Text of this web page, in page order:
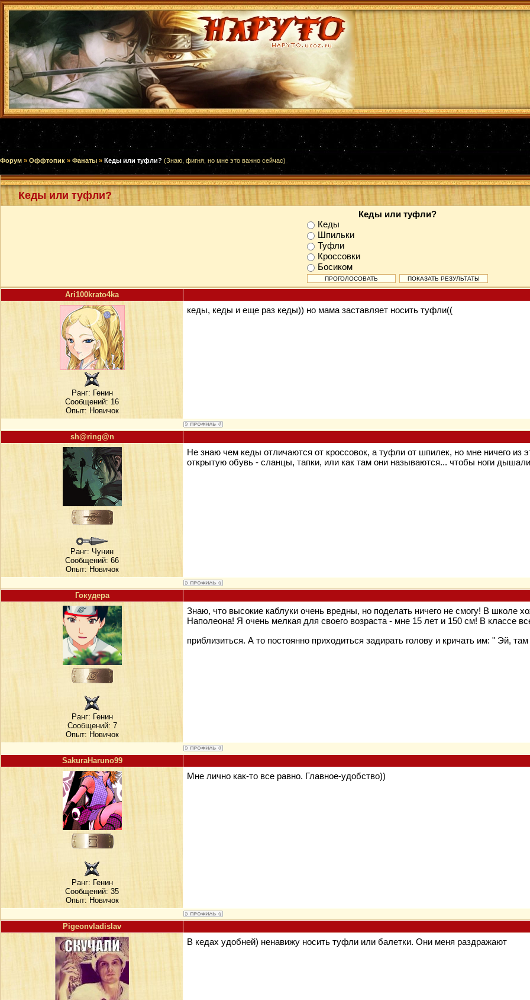
Форум » Оффтопик » Фанаты » Кеды или туфли? (Знаю, фигня, но мне это важно сейчас)
Кеды или туфли?
Кеды или туфли?
Кеды
Шпильки
Туфли
Кроссовки
Босиком
Ari100krato4ka
Ранг: Генин
Сообщений: 16
Опыт: Новичок
кеды, кеды и еще раз кеды)) но мама заставляет носить туфли((
sh@ring@n
Ранг: Чунин
Сообщений: 66
Опыт: Новичок
Не знаю чем кеды отличаются от кроссовок, а туфли от шпилек, но мне ничего из
открытую обувь - сланцы, тапки, или как там они называются... чтобы ноги
Гокудера
Ранг: Генин
Сообщений: 7
Опыт: Новичок
Знаю, что высокие каблуки очень вредны, но поделать ничего не смогу! В школе
Наполеона! Я очень мелкая для своего возраста - мне 15 лет и 150 см! В классе
приблизиться. А то постоянно приходиться задирать голову и кричать им: " Эй,
SakuraHaruno99
Ранг: Генин
Сообщений: 35
Опыт: Новичок
Мне лично как-то все равно. Главное-удобство))
Pigeonvladislav
В кедах удобней) ненавижу носить туфли или балетки. Они меня раздражают